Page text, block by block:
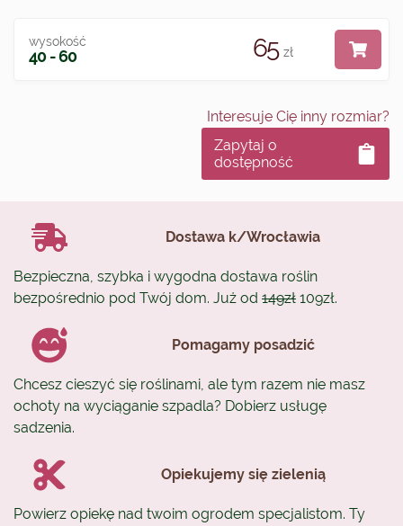
wysokość
40 - 60 65zł
Interesuje Cię inny rozmiar?
Zapytaj o
dostępność
Dostawa k/Wrocławia
Bezpieczna, szybka i wygodna dostawa roślin
bezpośrednio pod Twój dom. Już od 149zł 109zł.
Pomagamy posadzić
Chcesz cieszyć się roślinami, ale tym razem nie masz
ochoty na wyciąganie szpadla? Dobierz usługę
sadzenia.
Opiekujemy się zielenią
Powierz opiekę nad twoim ogrodem specjalistom. Ty